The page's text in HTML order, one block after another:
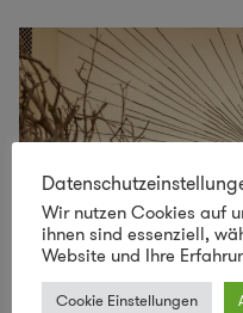
Wir nutzen Cookies auf
ihnen sind essenziell,
Website und Ihre
Cookie Einstellungen